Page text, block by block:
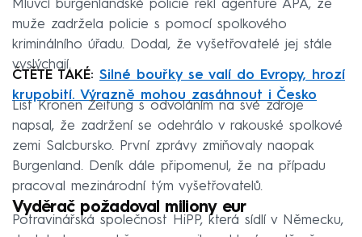
Mluvčí burgenlandské policie řekl agentuře APA, že
muže zadržela policie s pomocí spolkového
kriminálního úřadu. Dodal, že vyšetřovatelé jej stále
vyslýchají.
ČTĚTE TAKÉ: Silné bouřky se valí do Evropy, hrozí
krupobití. Výrazně mohou zasáhnout i Česko
List Kronen Zeitung s odvoláním na své zdroje
napsal, že zadržení se odehrálo v rakouské spolkové
zemi Salcbursko. První zprávy zmiňovaly naopak
Burgenland. Deník dále připomenul, že na případu
pracoval mezinárodní tým vyšetřovatelů.
Vyděrač požadoval miliony eur
Potravinářská společnost HiPP, která sídlí v Německu,